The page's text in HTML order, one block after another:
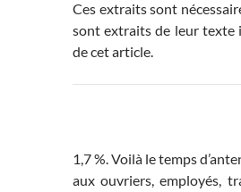
Ces extraits sont
sont extraits de leur texte
de cet article.
1,7 %. Voilà le temps
aux ouvriers, employés,